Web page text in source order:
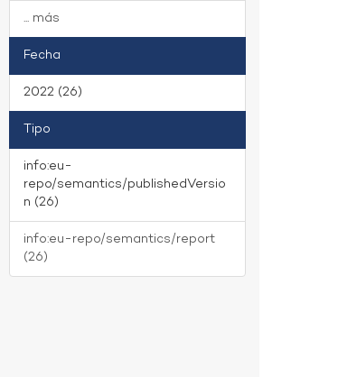
... más
Fecha
2022 (26)
Tipo
info:eu-
repo/semantics/publishedVersio
n (26)
info:eu-repo/semantics/report
(26)